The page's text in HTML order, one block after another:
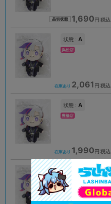
品切状態 1,690円 税込
状態 : A
浜松店
在庫あり 2,061 円 税込
状態 : A
豊橋店
在庫あり 1,990円 税込
状態 :A
柏モディ店